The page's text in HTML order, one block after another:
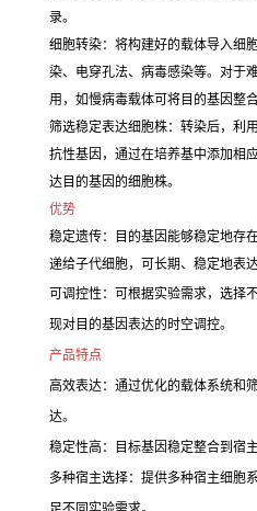
录。
细胞转染：将构建好的载体导入细
染、电穿孔法、病毒感染等。对于
用，如慢病毒载体可将目的基因整
筛选稳定表达细胞株：转染后，利
抗性基因，通过在培养基中添加相
达目的基因的细胞株。
优势
稳定遗传：目的基因能够稳定地存
递给子代细胞，可长期、稳定地表
可调控性：可根据实验需求，选择
现对目的基因表达的时空调控。
产品特点
高效表达：通过优化的载体系统和
达。
稳定性高：目标基因稳定整合到宿
多种宿主选择：提供多种宿主细胞